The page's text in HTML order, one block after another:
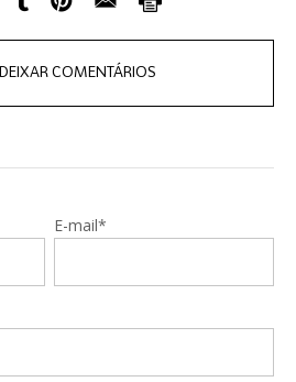
DEIXAR COMENTÁRIOS
E-mail*